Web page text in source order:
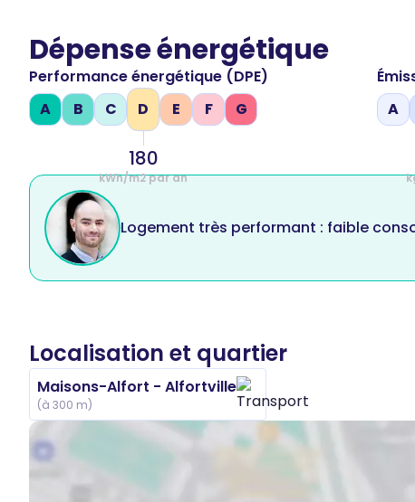
Dépense énergétique
Performance énergétique (DPE)
A
B C D
180
kWh/m2 par an
E F G
A
Logement très performant : faible
Localisation et quartier
Maisons-Alfort - Alfortville
(à 300 m)